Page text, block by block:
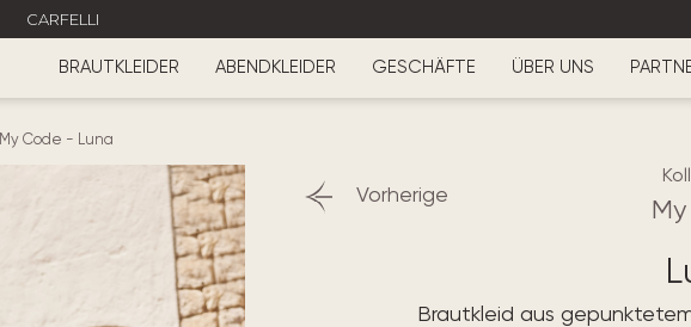
CARFELLI
BRAUTKLEIDER ABENDKLEIDER GESCHÄFTE ÜBER UNS
My Code - Luna
Vorherige
Brautkleid aus